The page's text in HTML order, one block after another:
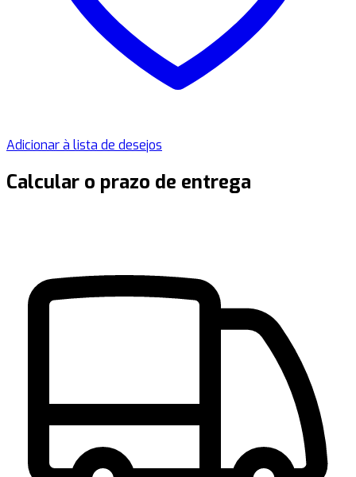
Adicionar à lista de desejos
Calcular o prazo de entrega